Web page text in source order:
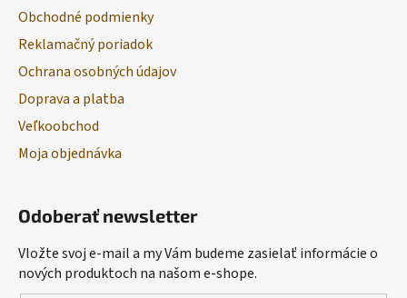
Obchodné podmienky
Reklamačný poriadok
Ochrana osobných údajov
Doprava a platba
Veľkoobchod
Moja objednávka
Odoberať newsletter
Vložte svoj e-mail a my Vám budeme zasielať informácie o
nových produktoch na našom e-shope.